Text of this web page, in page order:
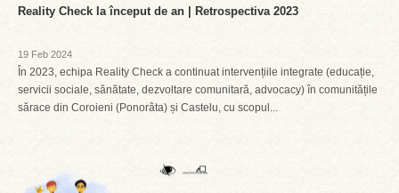
Reality Check la început de an | Retrospectiva 2023
19 Feb 2024
În 2023, echipa Reality Check a continuat intervențiile integrate (educație,
servicii sociale, sănătate, dezvoltare comunitară, advocacy) în comunitățile
sărace din Coroieni (Ponorâta) și Castelu, cu scopul...